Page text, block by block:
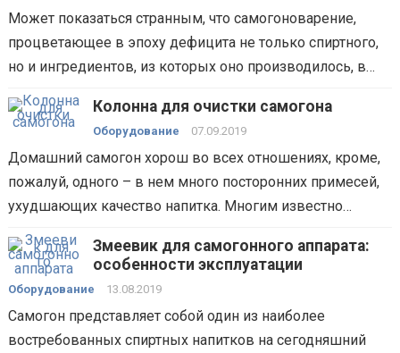
Может показаться странным, что самогоноварение,
процветающее в эпоху дефицита не только спиртного,
но и ингредиентов, из которых оно производилось, в…
Колонна для очистки самогона
Оборудование 07.09.2019
Домашний самогон хорош во всех отношениях, кроме,
пожалуй, одного – в нем много посторонних примесей,
ухудшающих качество напитка. Многим известно…
Змеевик для самогонного аппарата:
особенности эксплуатации
Оборудование 13.08.2019
Самогон представляет собой один из наиболее
востребованных спиртных напитков на сегодняшний